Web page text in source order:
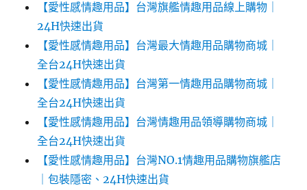
【愛性感情趣用品】台灣旗艦情趣用品線上購物｜
24H快速出貨
【愛性感情趣用品】台灣最大情趣用品購物商城｜
全台24H快速出貨
【愛性感情趣用品】台灣第一情趣用品購物商城｜
全台24H快速出貨
【愛性感情趣用品】台灣情趣用品領導購物商城｜
全台24H快速出貨
【愛性感情趣用品】台灣NO.1情趣用品購物旗艦店
｜包裝隱密、24H快速出貨